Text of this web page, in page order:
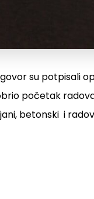
su potpisali
početak
betonski i